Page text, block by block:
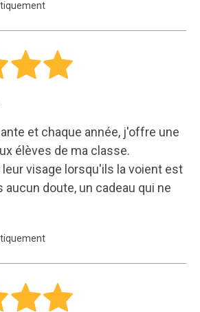
et chaque année, j'offre une
élèves de ma classe.
visage lorsqu'ils la voient est
aucun doute, un cadeau qui ne